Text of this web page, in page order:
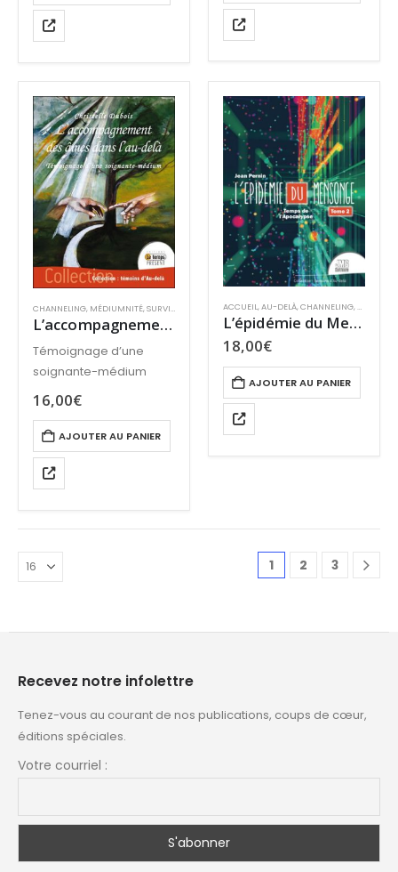
CHANNELING, MÉDIUMNITÉ,SURVIE ET PARANORMAL ,TCI
L’accompagnement des âmes dans l’au-delà
Témoignage d’une
soignante-médium
16,00€
AJOUTER AU PANIER
ACCUEIL,AU-DELÀ,CHANNELING,SURVIE
L’épidémie du Mensonge – Tome II – Temps de l’Apocalypse
18,00€
AJOUTER AU PANIER
1 2 3
Recevez notre infolettre
Tenez-vous au courant de nos publications, coups de cœur,
éditions spéciales.
Votre courriel :